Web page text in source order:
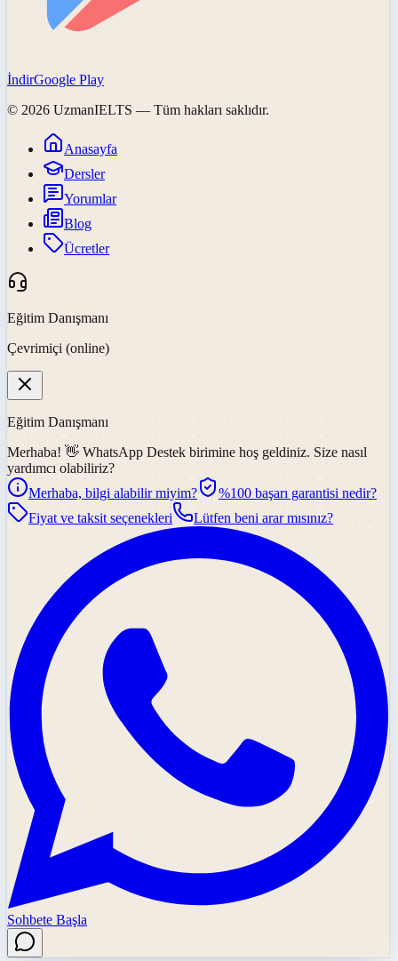
İndirGoogle Play
© 2026 UzmanIELTS — Tüm hakları saklıdır.
Anasayfa
Dersler
Yorumlar
Blog
Ücretler
Eğitim Danışmanı
Çevrimiçi (online)
Eğitim Danışmanı
Merhaba! 👋 WhatsApp Destek birimine hoş geldiniz. Size nasıl
yardımcı olabiliriz?
Merhaba, bilgi alabilir miyim?
%100 başarı garantisi nedir?
Fiyat ve taksit seçenekleri
Lütfen beni arar mısınız?
Sohbete Başla